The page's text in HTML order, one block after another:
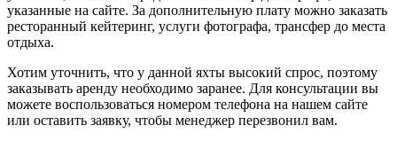
указанные на сайте. За дополнительную плату можно заказать
ресторанный кейтеринг, услуги фотографа, трансфер до места
отдыха.
Хотим уточнить, что у данной яхты высокий спрос, поэтому
заказывать аренду необходимо заранее. Для консультации вы
можете воспользоваться номером телефона на нашем сайте
или оставить заявку, чтобы менеджер перезвонил вам.